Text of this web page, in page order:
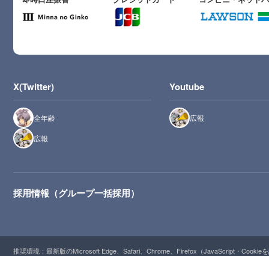
X(Twitter)
全年齢
広報
Youtube
広報
採用情報（グループ一括採用）
推奨環境：最新版のMicrosoft Edge、Safari、Chrome、Firefox（JavaScript・Cookie